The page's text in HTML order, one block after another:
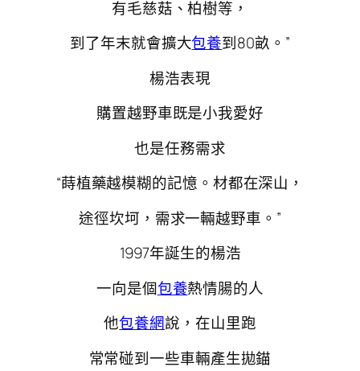
有毛慈菇、柏樹等，
到了年末就會擴大包養到80畝。”
楊浩表現
購置越野車既是小我愛好
也是任務需求
“蒔植藥越模糊的記憶。材都在深山，
途徑坎坷，需求一輛越野車。”
1997年誕生的楊浩
一向是個包養熱情腸的人
他包養網說，在山里跑
常常碰到一些車輛產生拋錨